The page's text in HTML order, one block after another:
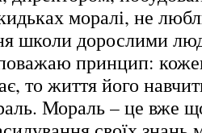
моралі, не
школи дорослими
принцип:
то життя його
Мораль – це вже